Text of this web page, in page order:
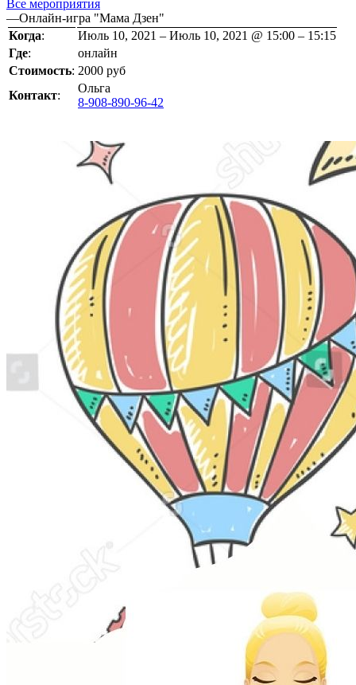
Все мероприятия
—Онлайн-игра "Мама Дзен"
Когда:
Июль 10, 2021 – Июль 10, 2021 @ 15:00 – 15:15
Где:
онлайн
Стоимость: 2000 руб
Контакт:
Ольга
8-908-890-96-42